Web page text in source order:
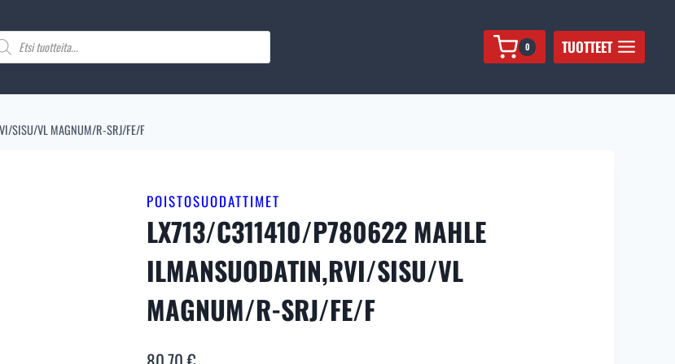
0 TUOTTEET
SISU/VL MAGNUM/R-SRJ/FE/F
POISTOSUODATTIMET
LX713/C311410/P780622 MAHLE
ILMANSUODATIN,RVI/SISU/VL
MAGNUM/R-SRJ/FE/F
ILMANSUODATIN,RVI/SISU/VL
MAGNUM/R-
määrä